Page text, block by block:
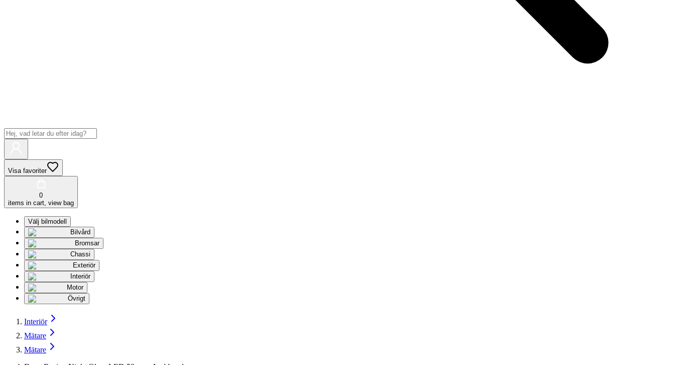
Visa favoriter
0
items in cart, view bag
Välj bilmodell
Bilvård
Bromsar
Chassi
Exteriör
Interiör
Motor
Övrigt
Interiör
Mätare
Mätare